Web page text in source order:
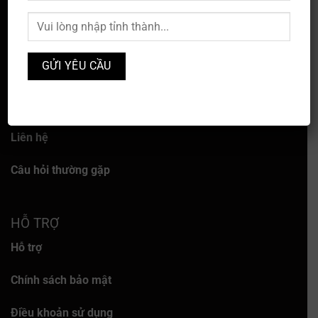
Về chúng tôi
Liên hệ
Câu hỏi thường gặp
HỖ TRỢ
Hỗ trợ
Chính sách bảo mật
Điều khoản sử dụng